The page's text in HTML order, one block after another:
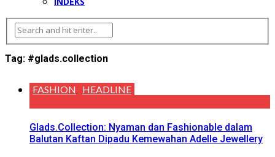
Tag: #glads.collection
FASHION HEADLINE
Glads.Collection: Nyaman dan Fashionable dalam
Balutan Kaftan Dipadu Kemewahan Adelle Jewellery